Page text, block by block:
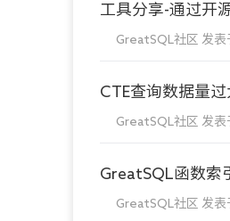
工具分享-通过开
GreatSQL社区 发表
CTE查询数据量
GreatSQL社区 发表
GreatSQL函数索
GreatSQL社区 发表